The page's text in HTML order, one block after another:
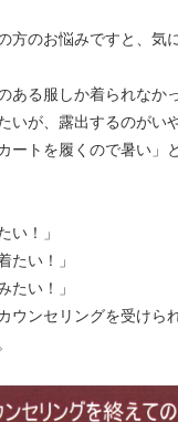
方のお悩みですと、気
ある服しか着られなか
いが、露出するのがい
ートを履くので暑い」
い！」
たい！」
たい！」
ウンセリングを受けら